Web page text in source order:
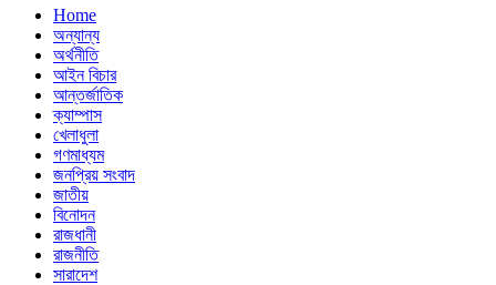
Home
অন্যান্য
অর্থনীতি
আইন বিচার
আন্তর্জাতিক
ক্যাম্পাস
খেলাধুলা
গণমাধ্যম
জনপ্রিয় সংবাদ
জাতীয়
বিনোদন
রাজধানী
রাজনীতি
সারাদেশ